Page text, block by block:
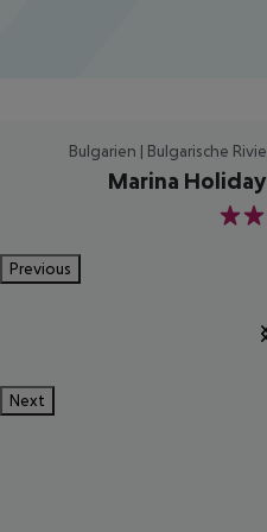
Bulgarien | Bulgarische
Marina
4
Previous
Next